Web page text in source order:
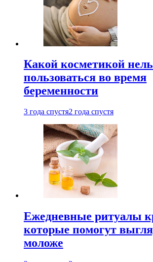
Какой косметикой
пользоваться во время
беременности
3 года спустя2 года спустя
Ежедневные ритуалы
которые помогут
моложе